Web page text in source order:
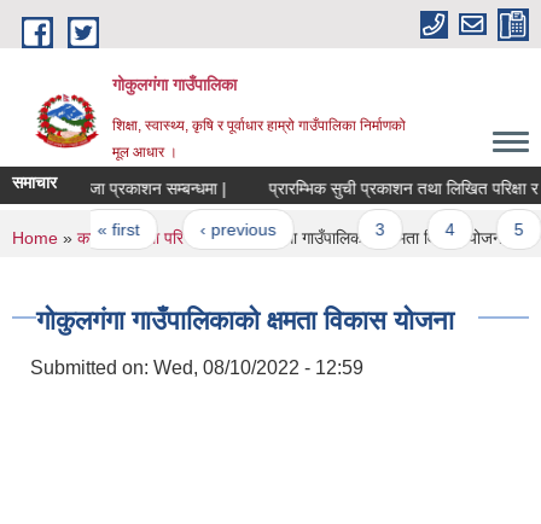
Skip to main content
गोकुलगंगा गाउँपालिका
शिक्षा, स्वास्थ्य, कृषि र पूर्वाधार हाम्रो गाउँपालिका निर्माणको
मूल आधार ।
समाचारनतिजा प्रकाशन सम्बन्धमा | प्रारम्भिक सुची प्रकाशन तथा लिखित परिक्षा र
Pages
« first ‹ previous …
You are here
Home » कार्यक्रम तथा परियोजना» गोकुलगंगा गाउँपालिकाको क्षमता विकास योजना
गोकुलगंगा गाउँपालिकाको क्षमता विकास योजना
Submitted on: Wed, 08/10/2022 - 12:59